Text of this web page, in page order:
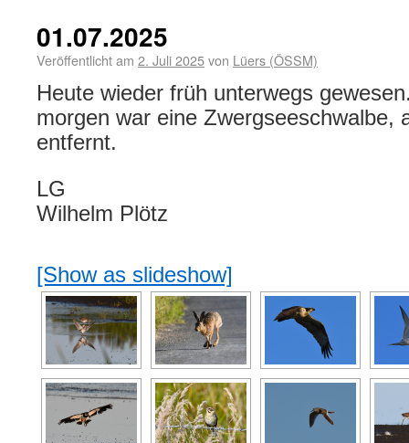
01.07.2025
Veröffentlicht am 2. Juli 2025von Lüers (ÖSSM)
Heute wieder früh unterwegs
morgen war eine Zwergseeschwalbe,
entfernt.
LG
Wilhelm Plötz
[Show as slideshow]